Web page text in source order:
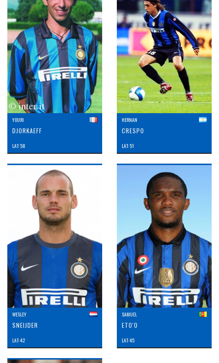
YOURI
DJORKAEFF
LAT: 58
HERNAN
CRESPO
LAT: 51
WESLEY
SNEIJDER
LAT: 42
SAMUEL
ETO'O
LAT: 45